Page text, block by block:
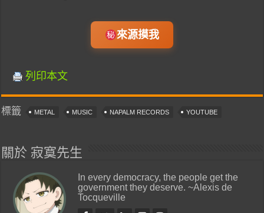
來源摸我
列印本文
標籤 METAL MUSIC NAPALM RECORDS YOUTUBE
關於 寂寞先生
In every democracy, the people get the
government they deserve. ~Alexis de
Tocqueville